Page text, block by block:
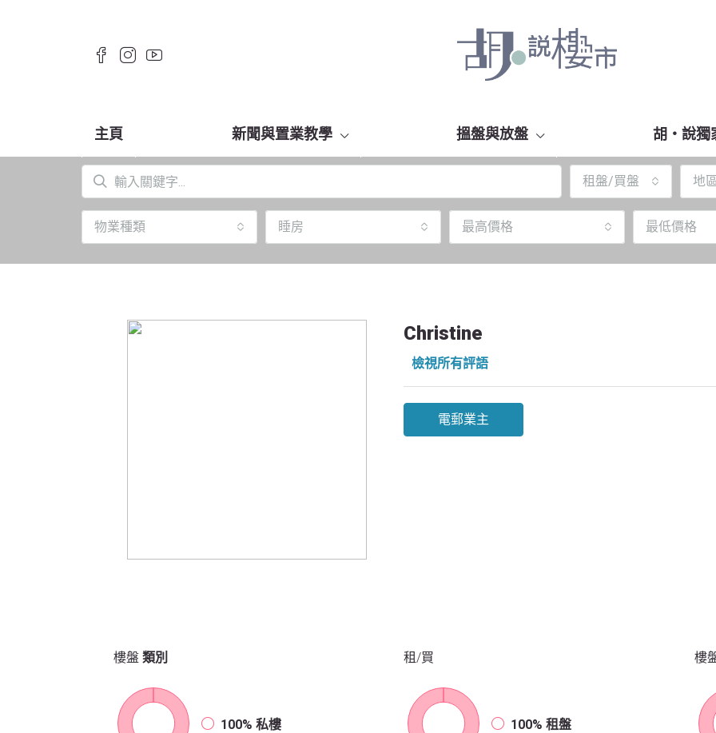
主頁 新聞與置業教學 搵盤與放盤 胡‧說獨
租盤/買盤 地
物業種類 睡房 最高價格 最低價格
Christine
檢視所有評語
電郵業主
樓盤 類別
100% 私樓
租/買
100% 租盤
樓